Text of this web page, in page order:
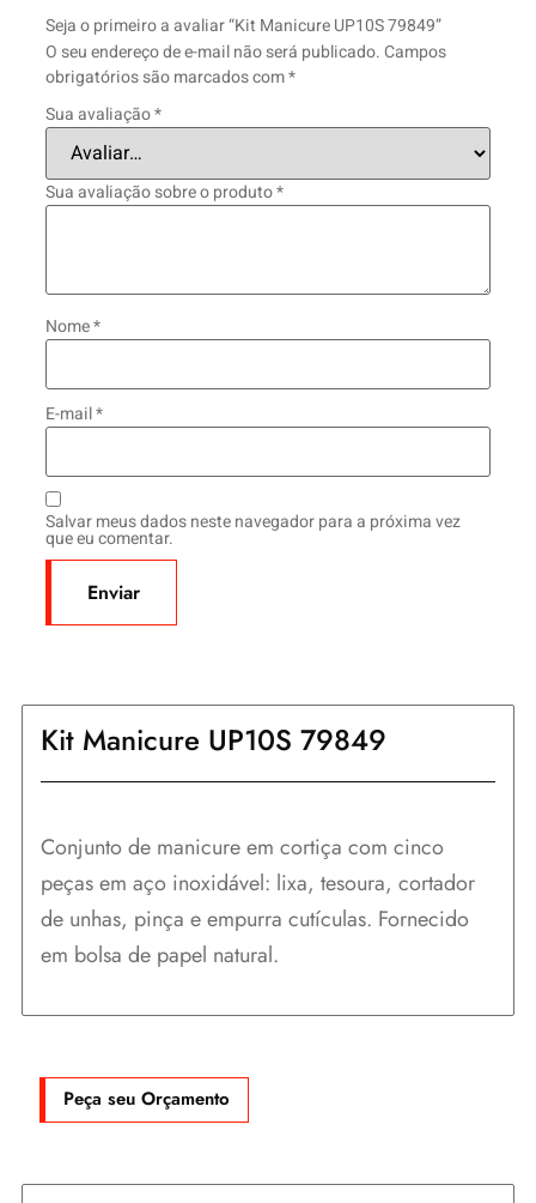
Seja o primeiro a avaliar “Kit Manicure UP10S 79849”
O seu endereço de e-mail não será publicado.Campos
obrigatórios são marcados com*
Sua avaliação*
Sua avaliação sobre o produto*
Nome*
E-mail*
Salvar meus dados neste navegador para a próxima vez
que eu comentar.
Kit Manicure UP10S 79849
Conjunto de manicure em cortiça com cinco
peças em aço inoxidável: lixa, tesoura, cortador
de unhas, pinça e empurra cutículas. Fornecido
em bolsa de papel natural.
Peça seu Orçamento